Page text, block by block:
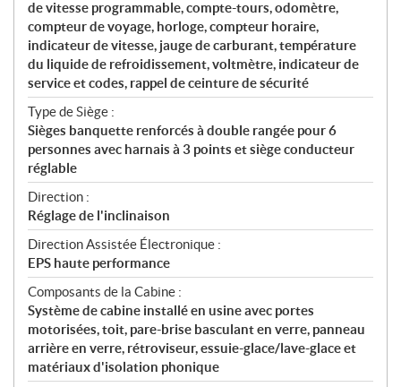
de vitesse programmable, compte-tours, odomètre,
compteur de voyage, horloge, compteur horaire,
indicateur de vitesse, jauge de carburant, température
du liquide de refroidissement, voltmètre, indicateur de
service et codes, rappel de ceinture de sécurité
Type de Siège :
Sièges banquette renforcés à double rangée pour 6
personnes avec harnais à 3 points et siège conducteur
réglable
Direction :
Réglage de l'inclinaison
Direction Assistée Électronique :
EPS haute performance
Composants de la Cabine :
Système de cabine installé en usine avec portes
motorisées, toit, pare-brise basculant en verre, panneau
arrière en verre, rétroviseur, essuie-glace/lave-glace et
matériaux d'isolation phonique